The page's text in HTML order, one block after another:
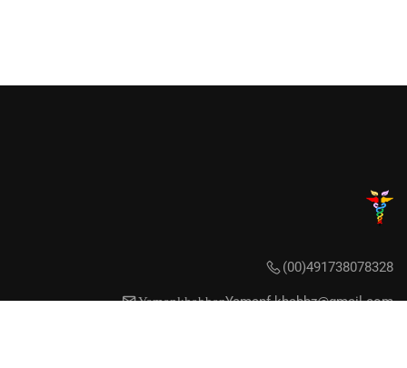
(00)491738078328
Yaman khabbazYamanf.khabbz@gmail.com